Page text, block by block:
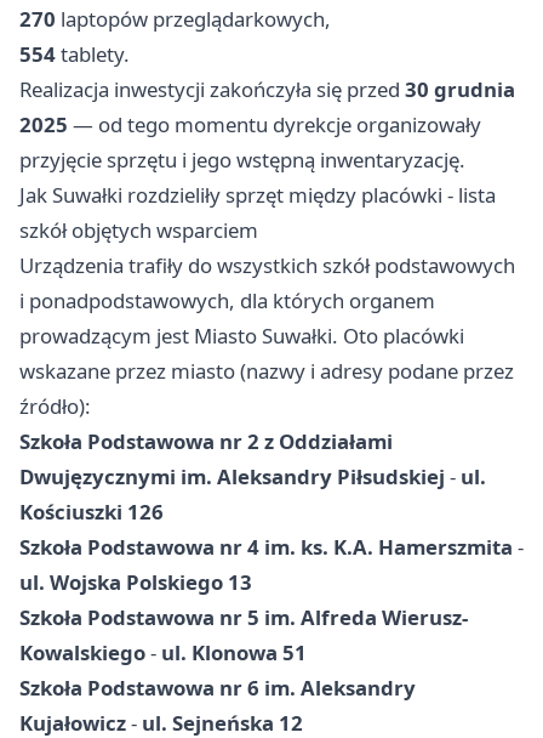
270 laptopów przeglądarkowych,
554tablety.
Realizacja inwestycji zakończyła się przed 30 grudnia
2025 — od tego momentu dyrekcje organizowały
przyjęcie sprzętu i jego wstępną inwentaryzację.
Jak Suwałki rozdzieliły sprzęt między placówki - lista
szkół objętych wsparciem
Urządzenia trafiły do wszystkich szkół podstawowych
i ponadpodstawowych, dla których organem
prowadzącym jest Miasto Suwałki. Oto placówki
wskazane przez miasto (nazwy i adresy podane przez
źródło):
Szkoła Podstawowa nr 2 z Oddziałami
Dwujęzycznymi im. Aleksandry Piłsudskiej - ul.
Kościuszki 126
Szkoła Podstawowa nr 4 im. ks. K.A. Hamerszmita -
ul. Wojska Polskiego 13
Szkoła Podstawowa nr 5 im. Alfreda Wierusz-
Kowalskiego- ul. Klonowa 51
Szkoła Podstawowa nr 6 im. Aleksandry
Kujałowicz- ul. Sejneńska 12